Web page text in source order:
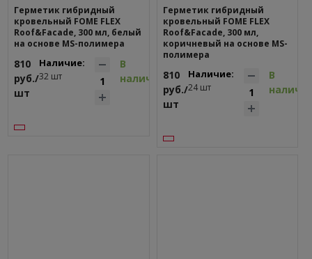
Герметик гибридный
кровельный FOME FLEX
Roof&Facade, 300 мл, белый
на основе MS-полимера
810
руб./
шт
Наличие:
32 шт
В
наличии
Герметик гибридный
кровельный FOME FLEX
Roof&Facade, 300 мл,
коричневый на основе MS-
полимера
810
руб./
шт
Наличие:
24 шт
В